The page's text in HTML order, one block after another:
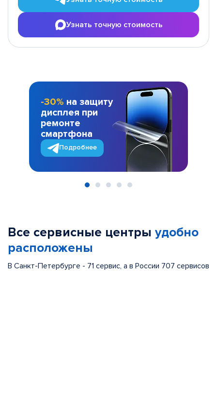
Узнать точную стоимость
-30% на защиту
дисплея при
ремонте
смартфона
Подробнее
Все сервисные центры удобно
расположены
В Санкт-Петербурге - 71 сервис, а в России 707 сервисов